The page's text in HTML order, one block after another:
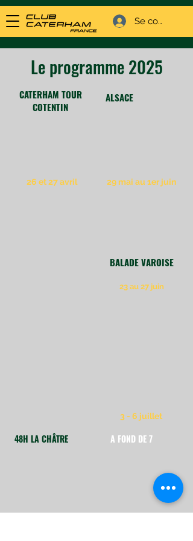
Se connecter
Le programme 2025
CATERHAM TOUR
COTENTIN
29 mai au 1er juin
ALSACE
26 et 27 avril
23 au 27 juin
3 - 6 juillet
48H LA CHÂTRE A FOND DE 7
BALADE VAROISE